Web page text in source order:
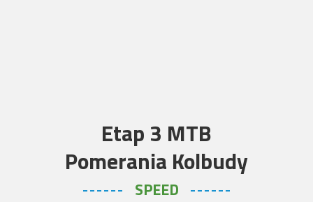
Etap 3 MTB
Pomerania Kolbudy
SPEED